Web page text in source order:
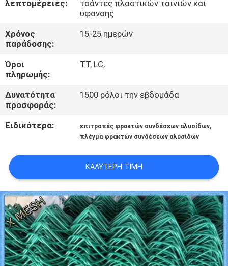
ΕΠΑΦΉ
ΜΕ
ΖΗΤΉΣΤΕ
ΈΝΑ
ΑΠΌΣΠΑΣΜΑ
SITEMAP
PRIVACY
POLICY
λεπτομέρειες:
τσάντες πλαστικών ταινιών και
ύφανσης
Χρόνος
παράδοσης:
15-25 ημερών
Όροι
πληρωμής:
TT, LC,
Δυνατότητα
προσφοράς:
1500 ρόλοι την εβδομάδα
Ειδικότερα: επιτροπές φρακτών συνδέσεων αλυσίδων,
πλέγμα φρακτών συνδέσεων αλυσίδων
ΚΑΛΎΤΕΡΗ ΤΙΜΉ